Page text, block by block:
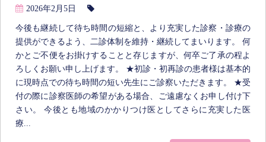
2026年2月5日
今後も継続して待ち時間の短縮と、より充実した診察・診療の
提供ができるよう、二診体制を維持・継続してまいります。 何
かとご不便をお掛けすることと存じますが、何卒ご了承の程よ
ろしくお願い申し上げます。 ★初診・初再診の患者様は基本的
に現時点での待ち時間の短い先生にご診察いただきます。 ★受
付の際に診察医師の希望がある場合、ご遠慮なくお申し付け下
さい。 今後とも地域のかかりつけ医としてさらに充実した医
療...